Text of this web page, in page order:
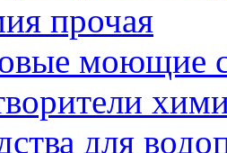
прочая
моющие
для